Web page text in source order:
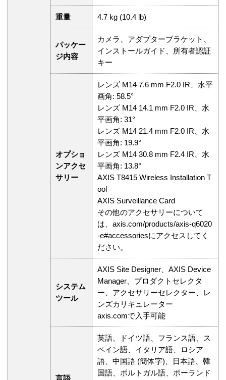
重量 4.7 kg (10.4 lb)
パッケー
ジ内容
カメラ、アダプターブラケット、
インストールガイド、所有者認証
キー
オプショ
ンアクセ
サリー
レンズ M14 7.6 mm F2.0 IR、水平
画角: 58.5°
レンズ M14 14.1 mm F2.0 IR、水
平画角: 31°
レンズ M14 21.4 mm F2.0 IR、水
平画角: 19.9°
レンズ M14 30.8 mm F2.4 IR、水
平画角: 13.8°
AXIS T8415 Wireless Installation T
ool
AXIS Surveillance Card
その他のアクセサリーについて
は、axis.com/products/axis-q6020
-e#accessoriesにアクセスしてく
ださい。
システム
ツール
AXIS Site Designer、AXIS Device
Manager、プロダクトセレクタ
ー、アクセサリーセレクター、レ
ンズカリキュレーター
axis.comで入手可能
英語、ドイツ語、フランス語、ス
ペイン語、イタリア語、ロシア
語、中国語 (簡体字)、日本語、韓
国語、ポルトガル語、ポーランド